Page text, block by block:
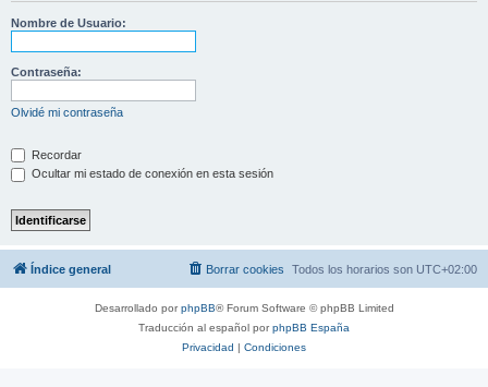
Nombre de Usuario:
Contraseña:
Olvidé mi contraseña
Recordar
Ocultar mi estado de conexión en esta sesión
Índice general Todos los horarios son UTC+02:00
Borrar cookies
Desarrollado porphpBB® Forum Software © phpBB Limited
Traducción al español porphpBB España
Privacidad | Condiciones